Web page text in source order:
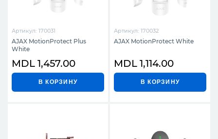
Артикул: 170031
AJAX MotionProtect Plus
White
MDL 1,457.00
В КОРЗИНУ
Артикул: 170032
AJAX MotionProtect White
MDL 1,114.00
В КОРЗИНУ